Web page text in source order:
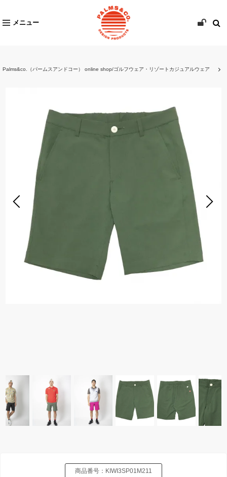
メニュー
Palms&co.（パームスアンドコー） online shop/ゴルフウェア・リゾートカジュアルウェア
商品番号： KIWI3SP01M211